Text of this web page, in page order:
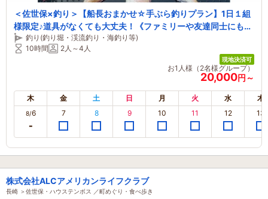
＜佐世保×釣り＞【船長おまかせ☆手ぶら釣りプラン】1日１組
様限定♪道具がなくても大丈夫！《ファミリーや友達同士にもお
すすめ♪》
釣り(釣り堀・渓流釣り・海釣り等)
10時間
2人～4人
現地決済可
お1人様（2名様グループ）
20,000円～
木 金 土 日 月 火 水 木
8/6 7 8 9 10 11 12 13
株式会社ALCアメリカンライフクラブ
長崎 ＞佐世保・ハウステンボス ／町めぐり・食べ歩き